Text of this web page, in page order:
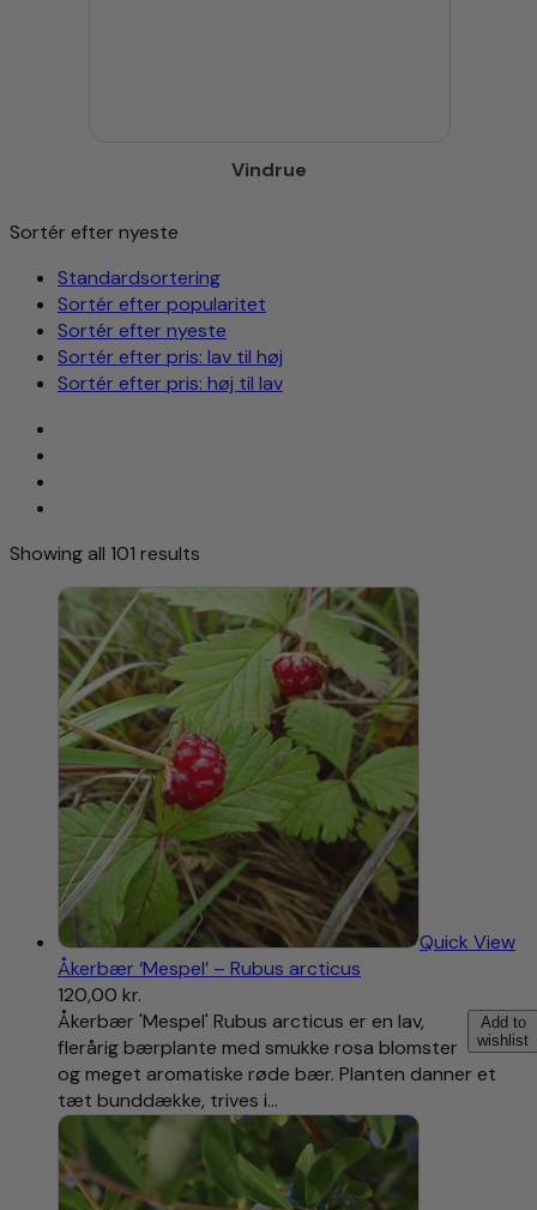
Vindrue
Sortér efter nyeste
Standardsortering
Sortér efter popularitet
Sortér efter nyeste
Sortér efter pris: lav til høj
Sortér efter pris: høj til lav
Showing all 101 results
Quick View
Åkerbær ‘Mespel’ – Rubus arcticus
120,00 kr.
Add to
wishlist
Åkerbær 'Mespel' Rubus arcticus er en lav,
flerårig bærplante med smukke rosa blomster
og meget aromatiske røde bær. Planten danner et
tæt bunddække, trives i…